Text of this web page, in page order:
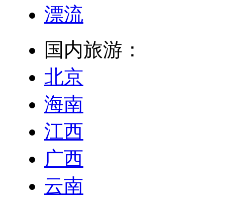
漂流
国内旅游：
北京
海南
江西
广西
云南